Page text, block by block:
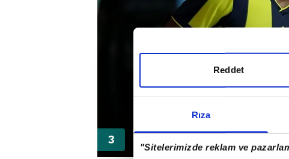
Rıza
"Sitelerimizde reklam ve
Reddet